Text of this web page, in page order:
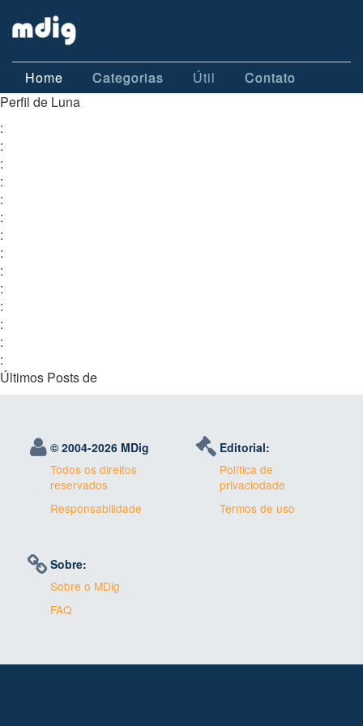
Home Categorias Útil
Contato
Perfil de Luna
:
:
:
:
:
:
:
:
:
:
:
:
:
:
Últimos Posts de
© 2004-2026 MDig
Todos os direitos
reservados
Responsabilidade
Editorial:
Política de
privaciodade
Termos de uso
Sobre:
Sobre o MDig
FAQ